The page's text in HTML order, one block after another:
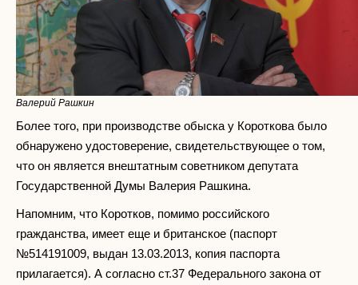
Валерий Рашкин
Более того, при производстве обыска у Короткова было
обнаружено удостоверение, свидетельствующее о том,
что он является внештатным советником депутата
Государственной Думы Валерия Рашкина.
Напомним, что Коротков, помимо российского
гражданства, имеет еще и британское (паспорт
№514191009, выдан 13.03.2013, копия паспорта
прилагается). А согласно ст.37 Федерального закона от